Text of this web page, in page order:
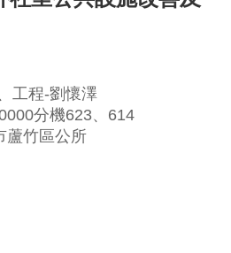
工程-劉懷澤
分機623、614
蘆竹區公所